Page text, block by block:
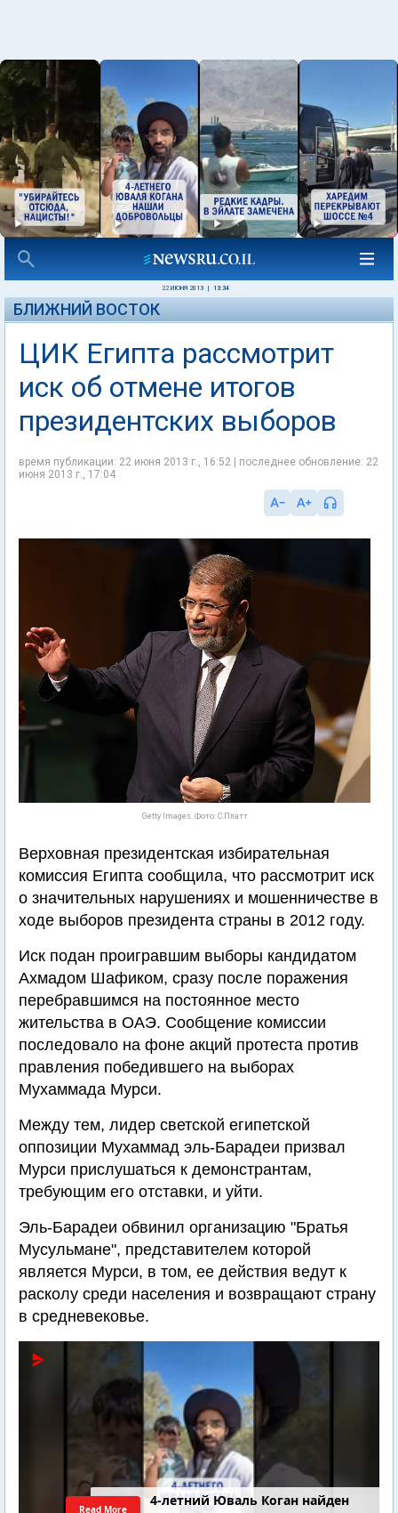
22 ИЮНЯ 2013 13:34
БЛИЖНИЙ ВОСТОК
ЦИК Египта рассмотрит
иск об отмене итогов
президентских выборов
время публикации: 22 июня 2013 г., 16:52 | последнее обновление: 22
июня 2013 г., 17:04
Getty Images. Фото: С.Платт
Верховная президентская избирательная
комиссия Египта сообщила, что рассмотрит иск
о значительных нарушениях и мошенничестве в
ходе выборов президента страны в 2012 году.
Иск подан проигравшим выборы кандидатом
Ахмадом Шафиком, сразу после поражения
перебравшимся на постоянное место
жительства в ОАЭ. Сообщение комиссии
последовало на фоне акций протеста против
правления победившего на выборах
Мухаммада Мурси.
Между тем, лидер светской египетской
оппозиции Мухаммад эль-Барадеи призвал
Мурси прислушаться к демонстрантам,
требующим его отставки, и уйти.
Эль-Барадеи обвинил организацию "Братья
Мусульмане", представителем которой
является Мурси, в том, ее действия ведут к
расколу среди населения и возвращают страну
в средневековье.
4-летний Юваль Коган найден
Read More